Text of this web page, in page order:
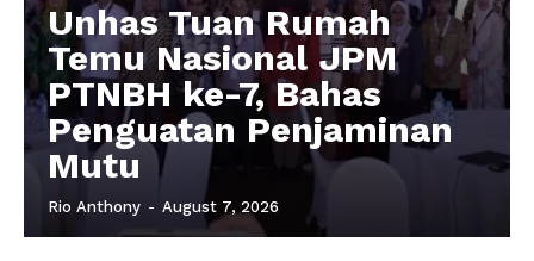
Unhas Tuan Rumah
Temu Nasional JPM
PTNBH ke-7, Bahas
Penguatan Penjaminan
Mutu
Rio Anthony - August 7, 2026